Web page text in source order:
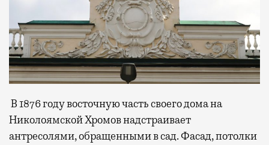
В 1876 году восточную часть своего дома на
Николоямской Хромов надстраивает
антресолями, обращенными в сад. Фасад, потолки